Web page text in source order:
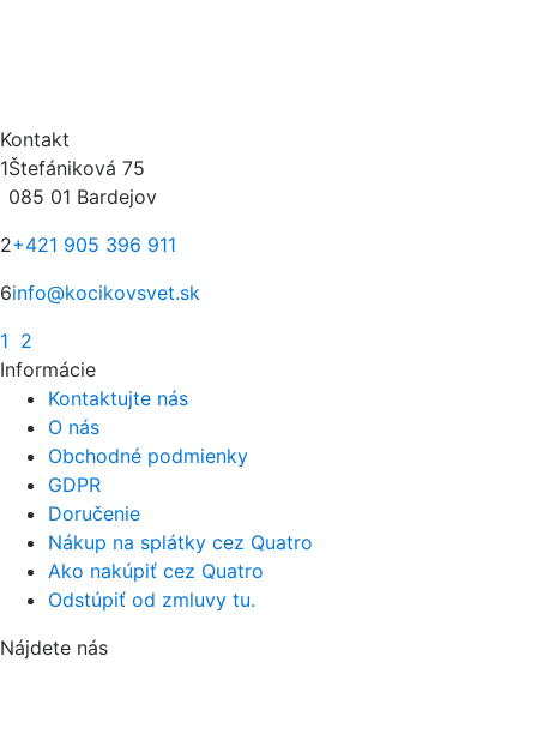
Kontakt
1Štefániková 75
085 01 Bardejov
2+421 905 396 911
6info@kocikovsvet.sk
1 2
Informácie
Kontaktujte nás
O nás
Obchodné podmienky
GDPR
Doručenie
Nákup na splátky cez Quatro
Ako nakúpiť cez Quatro
Odstúpiť od zmluvy tu.
Nájdete nás